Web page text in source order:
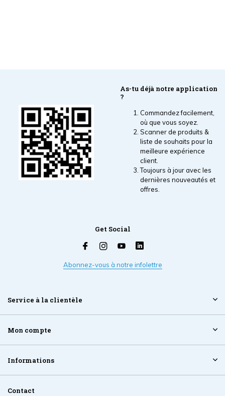
As-tu déjà notre application
?
Commandez facilement,
où que vous soyez.
Scanner de produits &
liste de souhaits pour la
meilleure expérience
client.
Toujours à jour avec les
dernières nouveautés et
offres.
Get Social
Abonnez-vous à notre infolettre
Service à la clientèle
Mon compte
Informations
Contact